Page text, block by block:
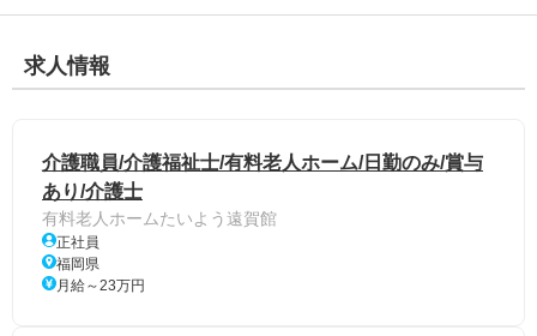
求人情報
介護職員/介護福祉士/有料老人ホーム/日勤のみ/賞与
あり/介護士
有料老人ホームたいよう遠賀館
正社員
福岡県
月給～23万円